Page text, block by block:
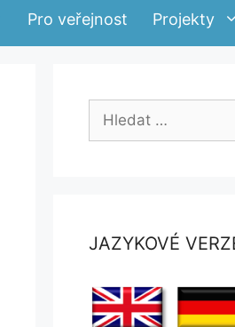
Pro veřejnost Projekty
Hledat:
JAZYKOVÉ